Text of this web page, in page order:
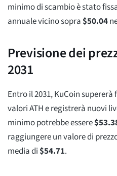
minimo di scambio è stato
annuale vicino sopra$50.04
Previsione dei
2031
Entro il 2031, KuCoin
valori ATH e registrerà nuovi
minimo potrebbe essere$
raggiungere un valore di
media di$54.71.